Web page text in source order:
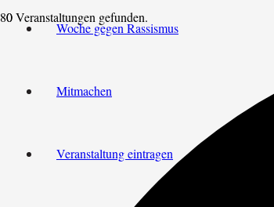
Woche gegen Rassismus
Mitmachen
Veranstaltung eintragen
0 Veranstaltungen gefunden.